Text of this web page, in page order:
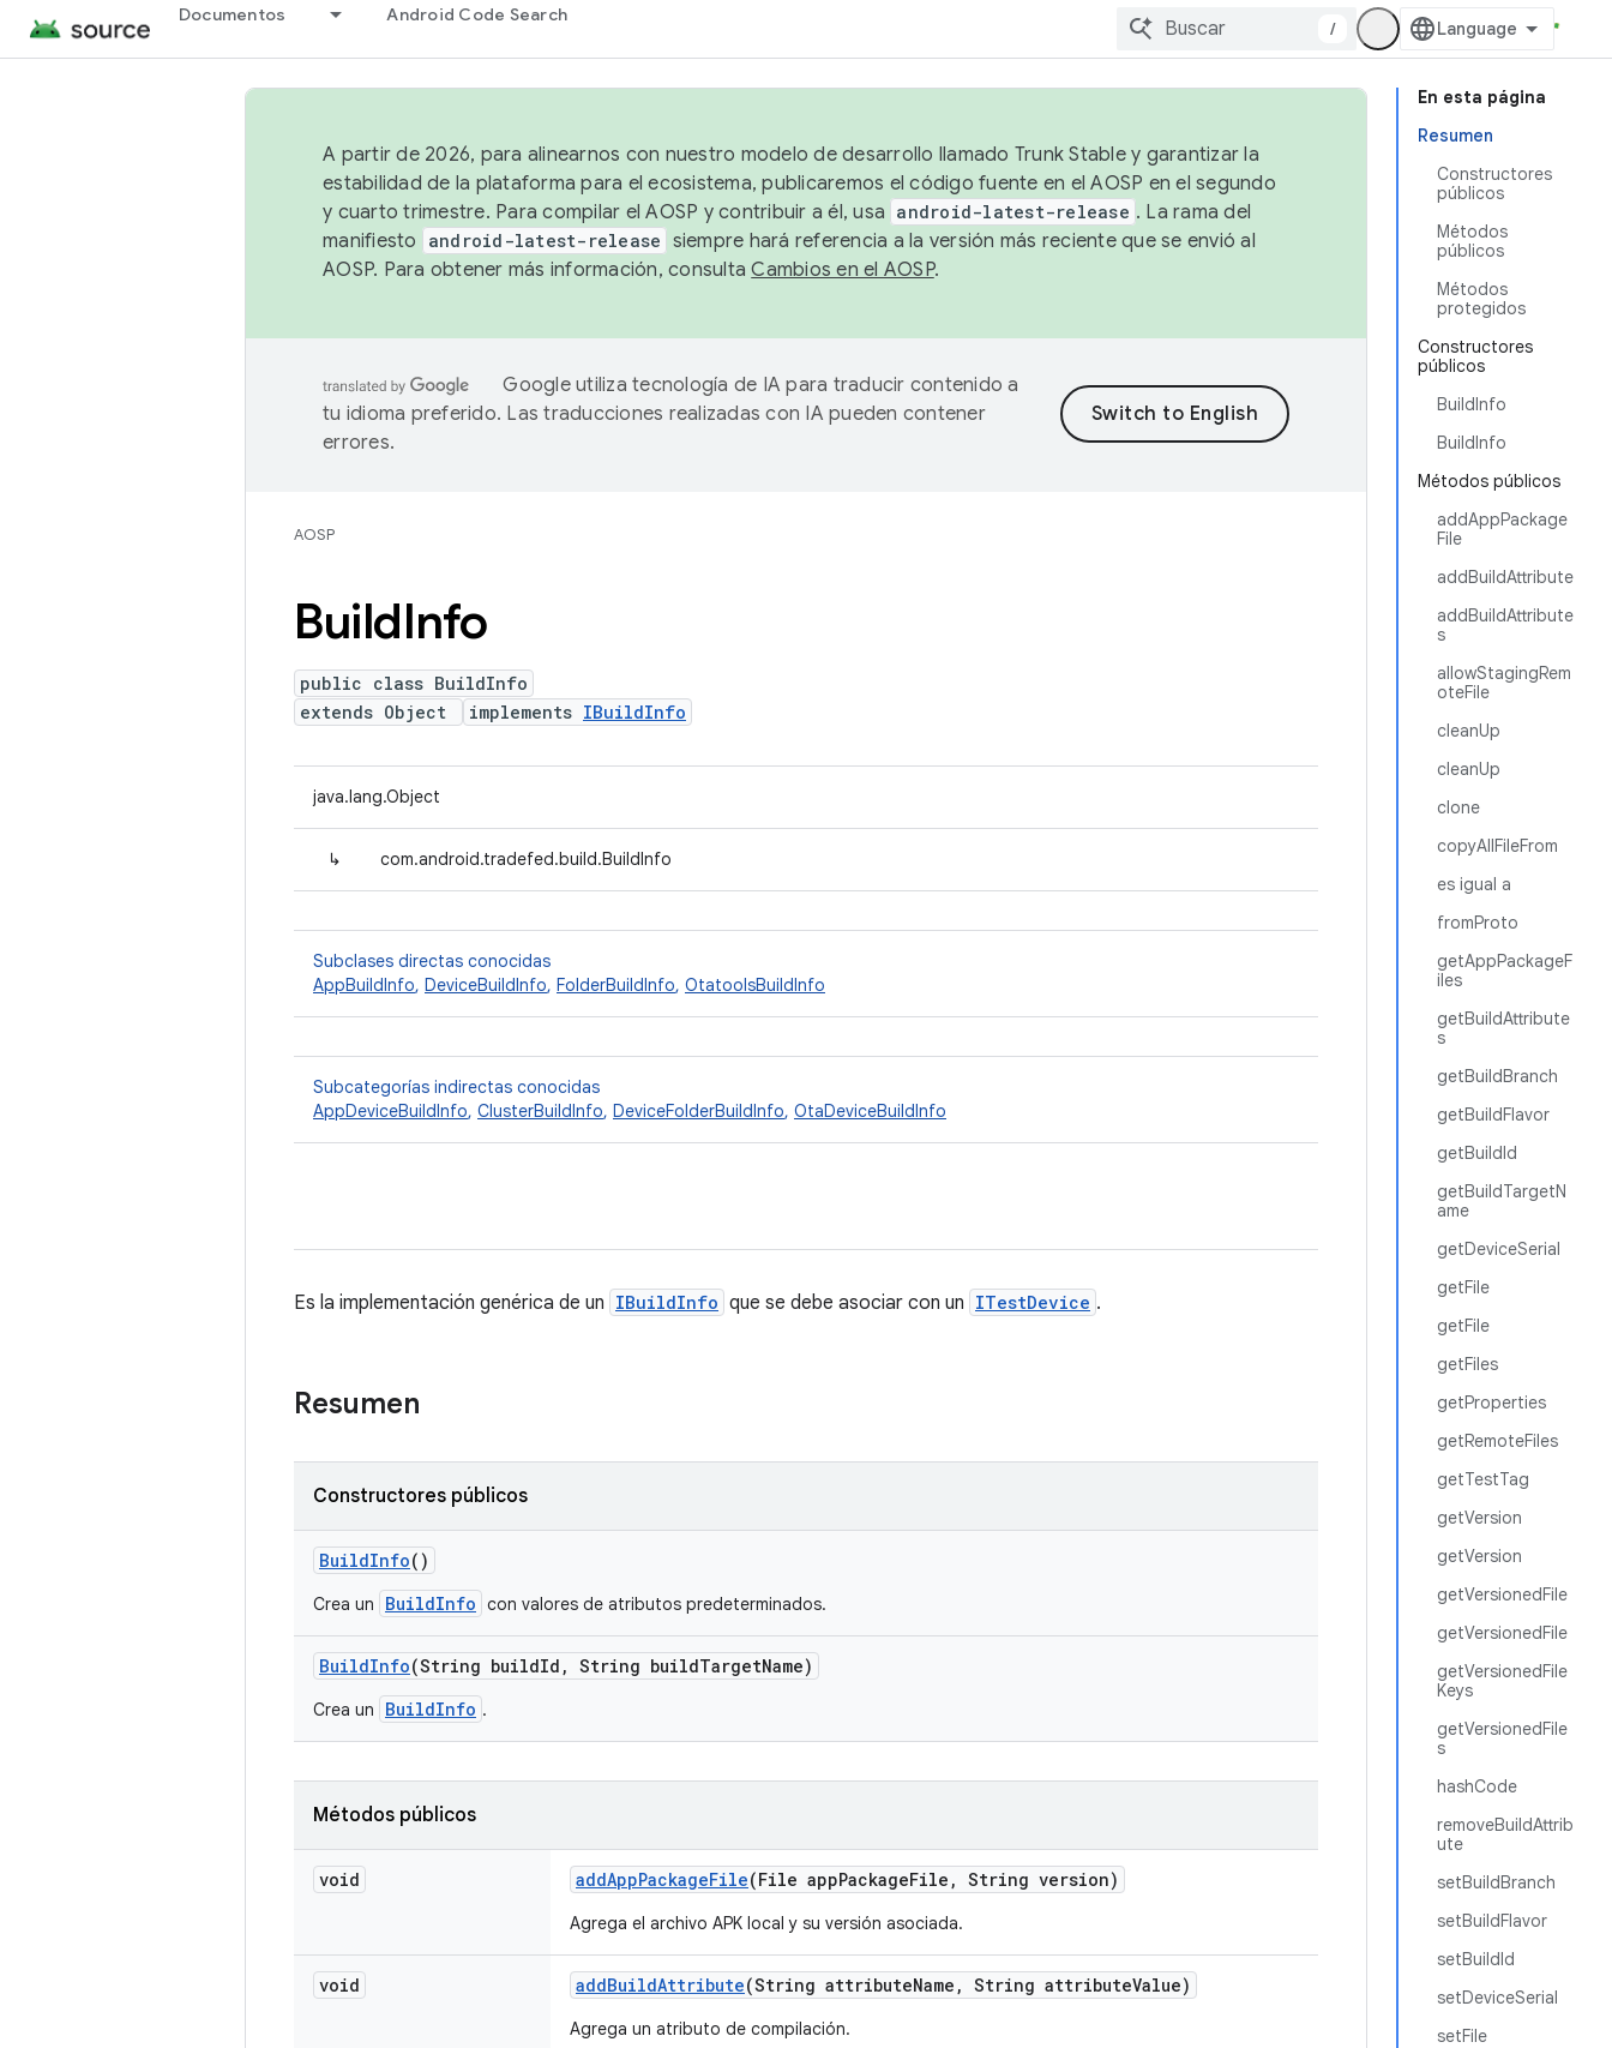
Documentos Android Code Search
/
En esta página
Resumen
Constructores
públicos
Métodos
públicos
Métodos
protegidos
Constructores
públicos
BuildInfo
BuildInfo
Métodos públicos
addAppPackage
File
addBuildAttribute
addBuildAttribute
s
allowStagingRem
oteFile
cleanUp
cleanUp
clone
copyAllFileFrom
es igual a
fromProto
getAppPackageF
iles
getBuildAttribute
s
getBuildBranch
getBuildFlavor
getBuildId
getBuildTargetN
ame
getDeviceSerial
getFile
getFile
getFiles
getProperties
getRemoteFiles
getTestTag
getVersion
getVersion
getVersionedFile
getVersionedFile
getVersionedFile
Keys
getVersionedFile
s
hashCode
removeBuildAttrib
ute
setBuildBranch
setBuildFlavor
setBuildId
setDeviceSerial
setFile
A partir de 2026, para alinearnos con nuestro modelo de desarrollo llamado Trunk Stable y garantizar la
estabilidad de la plataforma para el ecosistema, publicaremos el código fuente en el AOSP en el segundo
y cuarto trimestre. Para compilar el AOSP y contribuir a él, usa android-latest-release . La rama del
manifiesto
android-latest-release siempre hará referencia a la versión más reciente que se envió al
AOSP. Para obtener más información, consultaCambios en el AOSP.
Google utiliza tecnología de IA para traducir contenido a
tu idioma preferido. Las traducciones realizadas con IA pueden contener
errores.
AOSP
BuildInfo
public class BuildInfo
extends Object
implements IBuildInfo
java.lang.Object
↳ com.android.tradefed.build.BuildInfo
Subclases directas conocidas
AppBuildInfo, DeviceBuildInfo, FolderBuildInfo, OtatoolsBuildInfo
Subcategorías indirectas conocidas
AppDeviceBuildInfo, ClusterBuildInfo, DeviceFolderBuildInfo, OtaDeviceBuildInfo
Es la implementación genérica de un IBuildInfo que se debe asociar con un ITestDevice .
Resumen
Constructores públicos
BuildInfo()
Crea un BuildInfo con valores de atributos predeterminados.
BuildInfo(String buildId , String buildTargetName)
Crea un BuildInfo .
Métodos públicos
void addAppPackageFile(File appPackageFile , String version)
Agrega el archivo APK local y su versión asociada.
void addBuildAttribute(String attributeName , String attributeValue)
Agrega un atributo de compilación.